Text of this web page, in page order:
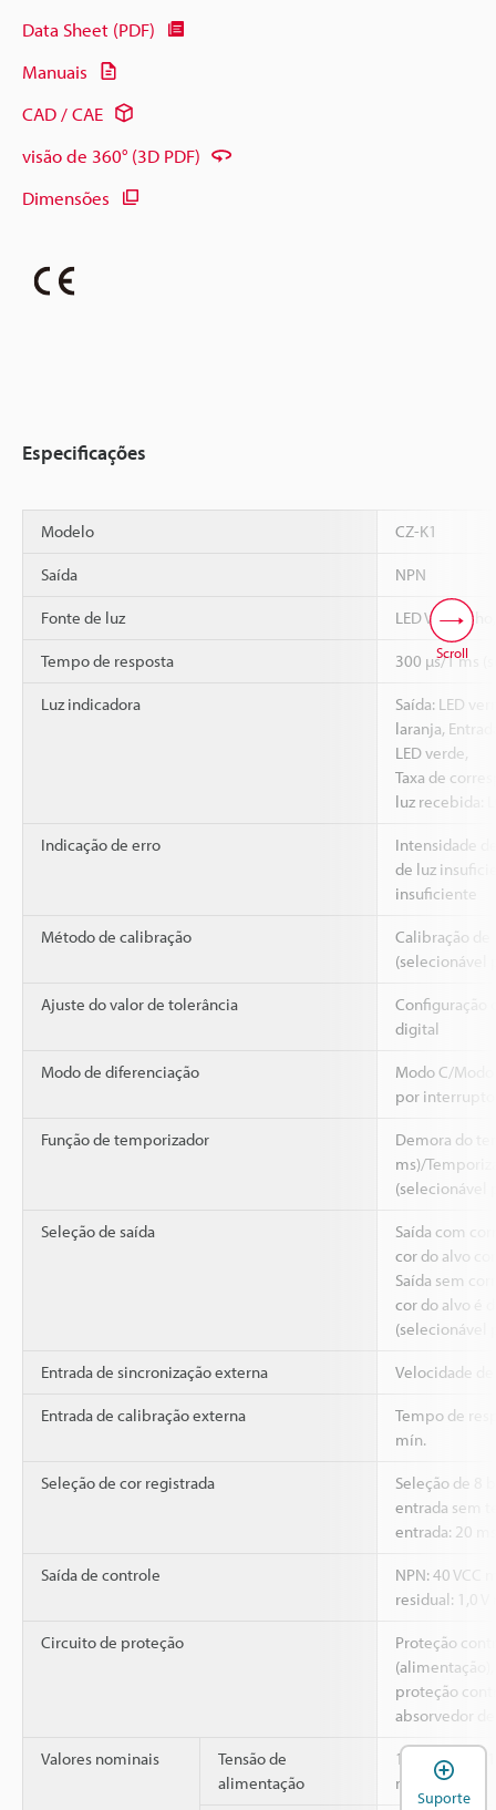
Data Sheet (PDF)
Manuais
CAD / CAE
visão de 360° (3D PDF)
Dimensões
Especificações
Modelo CZ-K1
Saída NPN
Fonte de luz LED
Tempo de resposta 300 µs/1 ms
Luz indicadora
Saída: LED
laranja,
LED verde,
Taxa de
luz recebida:
Indicação de erro
Intensidade
de luz
insuficiente
Método de calibração
Calibração
(selecionável
Ajuste do valor de tolerância
Configuração
digital
Modo de diferenciação
Modo C/
por
Função de temporizador
Demora do
ms)/
(selecionável
Seleção de saída
Saída com
cor do alvo
Saída sem
cor do alvo é
(selecionável
Entrada de sincronização externa Velocidade
Entrada de calibração externa
Tempo de
mín.
Seleção de cor registrada
Seleção de 8
entrada sem
entrada: 20
Saída de controle
NPN: 40 VCC
residual: 1,0 V
Circuito de proteção
Proteção
(alimentação),
proteção
absorvedor
Valores nominais
Tensão de
alimentação
12 - 24 VCC
menos
Scroll
Suporte